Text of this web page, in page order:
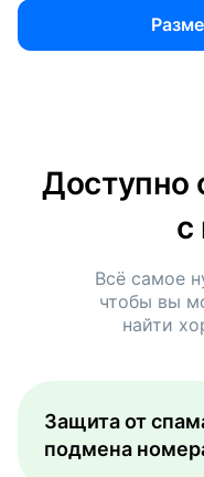
Доступно
с
Всё самое
чтобы вы
найти
Защита от
подмена